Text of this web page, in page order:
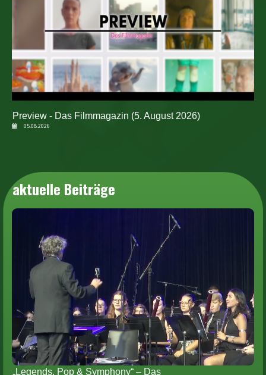
Preview - Das Filmmagazin (5. August 2026)
05.08.2026
aktuelle Beiträge
„Legends, Pop & Symphony“ – Das